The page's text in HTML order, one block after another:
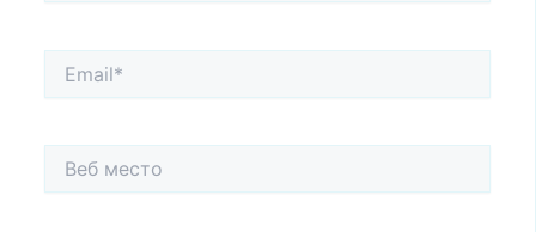
Email*
Веб
место